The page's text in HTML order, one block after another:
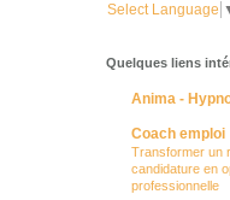
Select Language
Quelques liens
Anima -
Coach emploi
Transformer un
candidature en
professionnelle